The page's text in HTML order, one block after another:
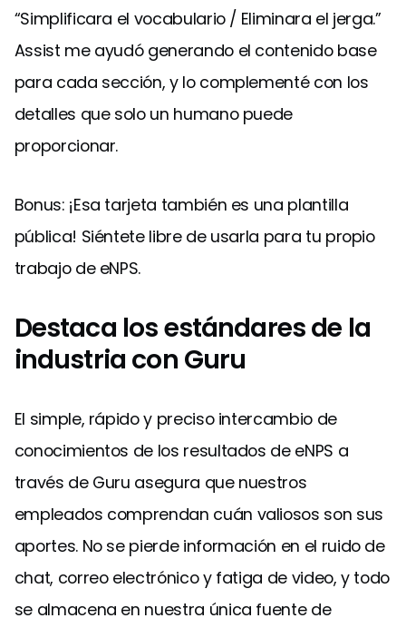
“Simplificara el vocabulario / Eliminara el jerga.”
Assist me ayudó generando el contenido base
para cada sección, y lo complementé con los
detalles que solo un humano puede
proporcionar.
Bonus: ¡Esa tarjeta también es una plantilla
pública! Siéntete libre de usarla para tu propio
trabajo de eNPS.
Destaca los estándares de la
industria con Guru
El simple, rápido y preciso intercambio de
conocimientos de los resultados de eNPS a
través de Guru asegura que nuestros
empleados comprendan cuán valiosos son sus
aportes. No se pierde información en el ruido de
chat, correo electrónico y fatiga de video, y todo
se almacena en nuestra única fuente de